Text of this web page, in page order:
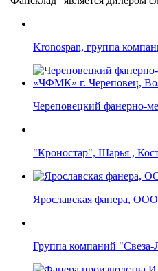
Kronospan, группа
Череповецкий фанерно-
"Кроностар", Шарья ,
Ярославская фанера,
Группа компаний "Свеза-